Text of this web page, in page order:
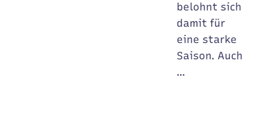
belohnt sich
damit für
eine starke
Saison. Auch
…